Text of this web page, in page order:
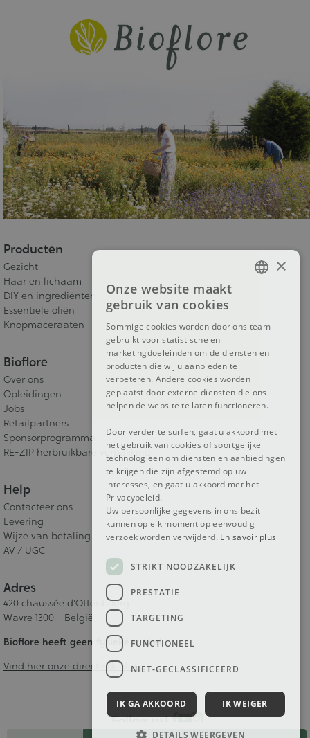
Producten
Gezicht
Haar en lichaam
DIY en ingrediënten
Essentiële oliën
Knopmaceraaten
Bioflore
Over ons
Opleidingen
Jobs
Retailpartners
Sponsorprogramma
RE-ZIP herbruikbare verpakking
Help
Contacteer ons
Levering
Wijze van betaling
AV / UGC
Adres
420 chaussée d'Ottenbourg
Wavre 1300 - België
Bioflore heeft geen fysieke winkel.
Vind hier onze directe dealers
Follow us!
×
Onze website maakt
gebruik van cookies
Sommige cookies worden door ons team
gebruikt voor statistische en
marketingdoeleinden om de diensten en
producten die wij u aanbieden te
verbeteren. Andere cookies worden
geplaatst door externe diensten die ons
helpen de website te laten functioneren.
Door verder te surfen, gaat u akkoord met
het gebruik van cookies of soortgelijke
technologieën om diensten en aanbiedingen
te krijgen die zijn afgestemd op uw
interesses, en gaat u akkoord met het
Privacybeleid.
Uw persoonlijke gegevens in ons bezit
kunnen op elk moment op eenvoudig
verzoek worden verwijderd. En savoir plus
STRIKT NOODZAKELIJK
PRESTATIE
TARGETING
FUNCTIONEEL
NIET-GECLASSIFICEERD
IK GA AKKOORD IK WEIGER
DETAILS WEERGEVEN